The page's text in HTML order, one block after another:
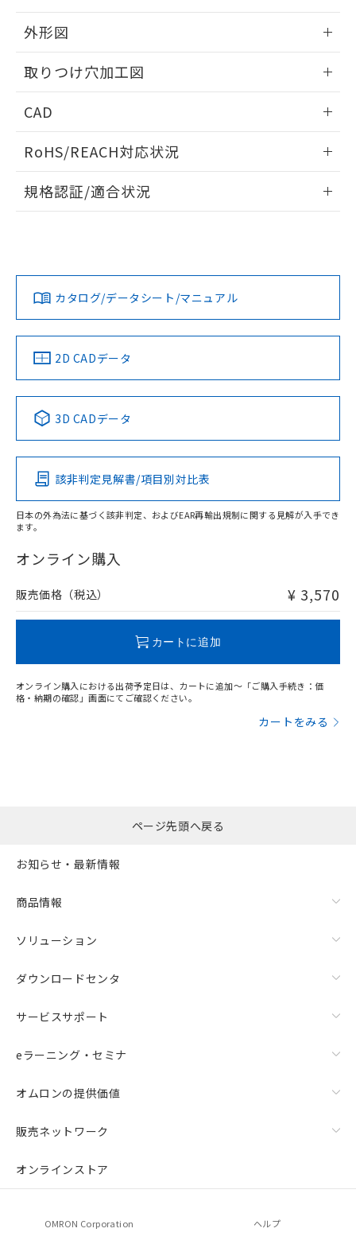
外形図
取りつけ穴加工図
CAD
ドすることができます。
ログイン/会員登録
ダウンロードデータをご利用いただく前に、以下を必ずお読
みください。
ソフトウェアの使用条件
RoHS/REACH対応状況
EU RoHS 注意事項・凡例
対応済み
中国 RoHS 注意事項・凡例
Pb Hg Cd Cr(VI)
O
在庫等で未対応品が混在する可能性があります。
問い合わせください。
規格認証/適合状況
カタログ/データシート/マニュアル
2D CADデータ
3D CADデータ
該非判定見解書/項目別対比表
日本の外為法に基づく該非判定、およびEAR再輸出規制に関する見解が入手でき
ます。
オンライン購入
販売価格（税込） ¥ 3,570
カートに追加
オンライン購入における出荷予定日は、カートに追加～「ご購入手続き：価
格・納期の確認」画面にてご確認ください。
カートをみる
荷製品に未対応品が混在することから備考
欄に対応日を記載しておりました。
既に当社にて対応品への在庫切替を完了
していることから、特段のことがない限
り、2022年1月12日より割愛しておりま
ページ先頭へ戻る
お知らせ・最新情報
商品情報
ソリューション
ダウンロードセンタ
サービスサポート
eラーニング・セミナ
オムロンの提供価値
販売ネットワーク
オンラインストア
OMRON Corporation ヘルプ